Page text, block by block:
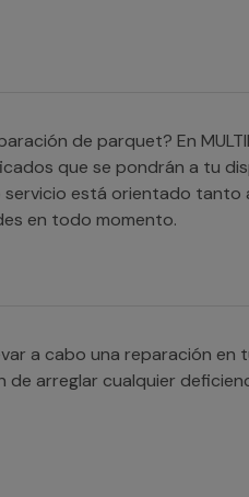
de parquet? En
que se pondrán a tu
servicio está orientado tanto
en todo momento.
a cabo una reparación en
de arreglar cualquier